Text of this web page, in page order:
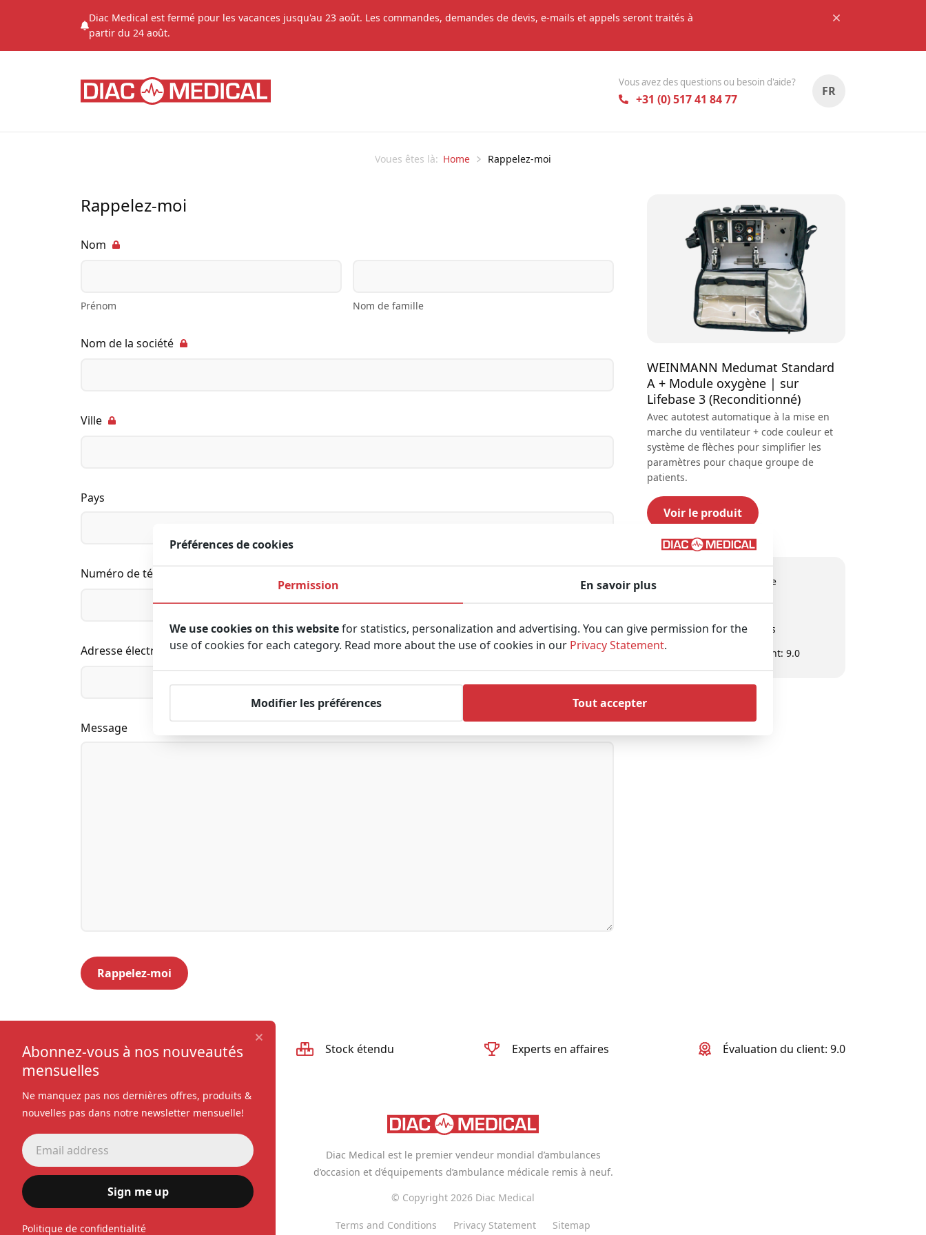
Diac Medical est fermé pour les vacances jusqu'au 23 août. Les commandes, demandes de devis, e-mails et appels seront traités à
partir du 24 août.
Vous avez des questions ou besoin d'aide?
+31 (0) 517 41 84 77
FR
Voues êtes là: Home Rappelez-moi
Rappelez-moi
Nom
Prénom Nom de famille
Nom de la société
Ville
Pays
Numéro de téléphone
Adresse électronique
Message
WEINMANN Medumat Standard
A + Module oxygène | sur
Lifebase 3 (Reconditionné)
Avec autotest automatique à la mise en
marche du ventilateur + code couleur et
système de flèches pour simplifier les
paramètres pour chaque groupe de
patients.
Voir le produit
Qualité supérieure
Stock étendu
Experts en affaires
Évaluation du client: 9.0
Qualité supérieure Stock étendu Experts en affaires Évaluation du client: 9.0
Diac Medical est le premier vendeur mondial d’ambulances
d’occasion et d’équipements d’ambulance médicale remis à neuf.
© Copyright 2026 Diac Medical
Terms and Conditions Privacy Statement Sitemap
Abonnez-vous à nos nouveautés
mensuelles
Ne manquez pas nos dernières offres, produits &
nouvelles pas dans notre newsletter mensuelle!
Sign me up
Politique de confidentialité
Préférences de cookies
Permission En savoir plus
We use cookies on this websitefor statistics, personalization and advertising. You can give permission for the
use of cookies for each category. Read more about the use of cookies in our Privacy Statement.
Modifier les préférences Tout accepter